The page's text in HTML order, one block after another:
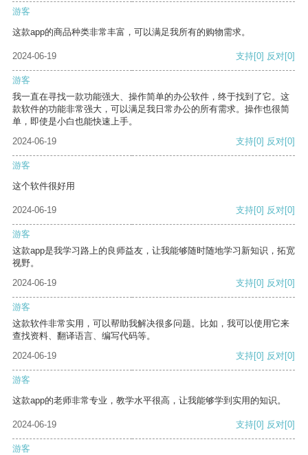
游客
这款app的商品种类非常丰富，可以满足我所有的购物需求。
2024-06-19 支持[0] 反对[0]
游客
我一直在寻找一款功能强大、操作简单的办公软件，终于找到了它。这
款软件的功能非常强大，可以满足我日常办公的所有需求。操作也很简
单，即使是小白也能快速上手。
2024-06-19
支持[0] 反对[0]
游客
这个软件很好用
2024-06-19 支持[0] 反对[0]
游客
这款app是我学习路上的良师益友，让我能够随时随地学习新知识，拓宽
视野。
2024-06-19
支持[0] 反对[0]
游客
这款软件非常实用，可以帮助我解决很多问题。比如，我可以使用它来
查找资料、翻译语言、编写代码等。
2024-06-19
支持[0] 反对[0]
游客
这款app的老师非常专业，教学水平很高，让我能够学到实用的知识。
2024-06-19 支持[0] 反对[0]
游客